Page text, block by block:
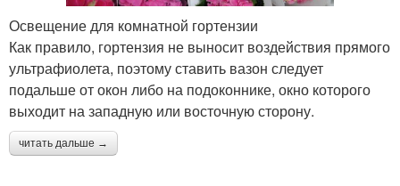
Освещение для комнатной гортензии
Как правило, гортензия не выносит воздействия прямого
ультрафиолета, поэтому ставить вазон следует
подальше от окон либо на подоконнике, окно которого
выходит на западную или восточную сторону.
читать дальше →